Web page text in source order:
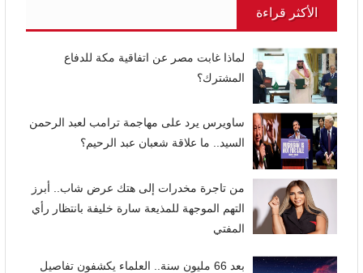
الأكثر قراءة
لماذا غابت مصر عن اتفاقية مكة للدفاع
المشترك؟
ساويرس يرد على مهاجمة ترامب لعبد الرحمن
السيد.. ما علاقة شعبان عبد الرحيم؟
من تاجرة مخدرات إلى هتك عرض شاب.. أبرز
التهم الموجهة للمذيعة سارة خليفة بانتظار رأي
المفتي
بعد 66 مليون سنة.. العلماء يكشفون تفاصيل